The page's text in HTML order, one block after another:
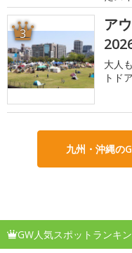
3
ア
大人
トド
九州・沖縄の
GW人気スポットランキ